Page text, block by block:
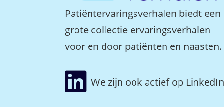
Patiëntervaringsverhalen biedt een
grote collectie ervaringsverhalen
voor en door patiënten en naasten.
 We zijn ook actief op LinkedIn